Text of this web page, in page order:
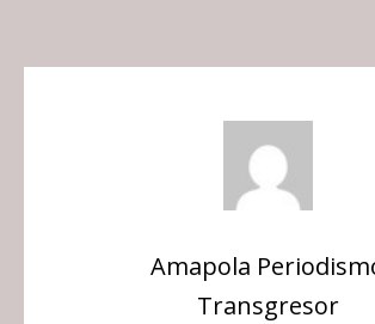
Amapola
Transgresor